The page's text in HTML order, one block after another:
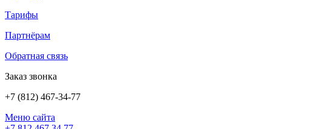
Тарифы
Партнёрам
Обратная связь
Заказ звонка
+7 (812) 467-34-77
Меню сайта